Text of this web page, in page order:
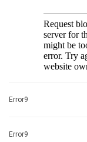
Error9
Error9